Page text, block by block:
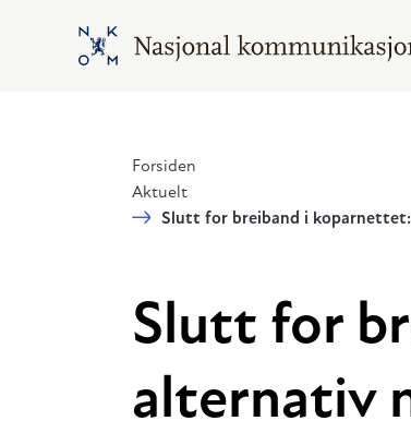
Hopp til hovedinnhold
Gå til hovedsiden
Forsiden
Aktuelt
Slutt for breiband i
Slutt for
alternativ